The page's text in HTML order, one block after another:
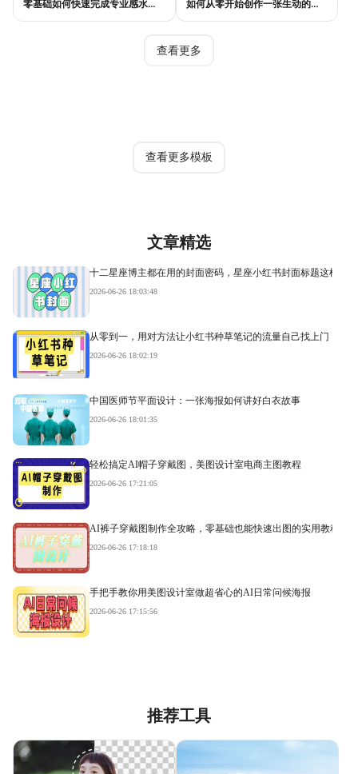
零基础如何快速完成专业感水果插画设计？ 如何从零开始创作一张生动的运动插画？
查看更多
查看更多模板
文章精选
十二星座博主都在用的封面密码，星座小红书封面标题这样写
2026-06-26 18:03:48
从零到一，用对方法让小红书种草笔记的流量自己找上门
2026-06-26 18:02:19
中国医师节平面设计：一张海报如何讲好白衣故事
2026-06-26 18:01:35
轻松搞定AI帽子穿戴图，美图设计室电商主图教程
2026-06-26 17:21:05
AI裤子穿戴图制作全攻略，零基础也能快速出图的实用教程
2026-06-26 17:18:18
手把手教你用美图设计室做超省心的AI日常问候海报
2026-06-26 17:15:56
推荐工具